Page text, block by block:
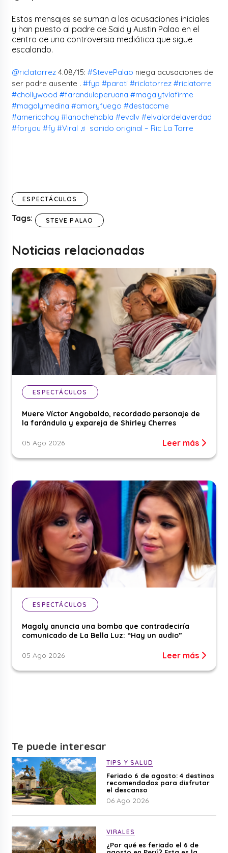
Estos mensajes se suman a las acusaciones iniciales
y han puesto al padre de Said y Austin Palao en el
centro de una controversia mediática que sigue
escalando.
@riclatorrez 4.08/15:#StevePalao niega acusaciones de
ser padre ausente .#fyp #parati #riclatorrez #riclatorre
#chollywood #farandulaperuana #magalytvlafirme
#magalymedina #amoryfuego #destacame
#americahoy #lanochehabla #evdlv #elvalordelaverdad
#foryou #fy #Viral ♬ sonido original – Ric La Torre
ESPECTÁCULOS
Tags: STEVE PALAO
Noticias relacionadas
ESPECTÁCULOS
Muere Víctor Angobaldo, recordado personaje de
la farándula y expareja de Shirley Cherres
05 Ago 2026 Leer más
ESPECTÁCULOS
Magaly anuncia una bomba que contradeciría
comunicado de La Bella Luz: “Hay un audio”
05 Ago 2026 Leer más
Te puede interesar
TIPS Y SALUD
Feriado 6 de agosto: 4 destinos
recomendados para disfrutar
el descanso
06 Ago 2026
VIRALES
¿Por qué es feriado el 6 de